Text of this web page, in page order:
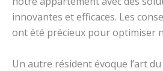
innovantes et efficaces. Les
ont été précieux pour optimiser
Un autre résident évoque l’art